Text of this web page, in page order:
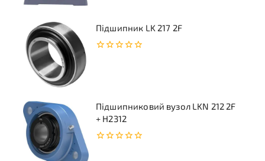
Підшипник LK 217 2F
Підшипниковий вузол LKN 212 2F
+ H2312